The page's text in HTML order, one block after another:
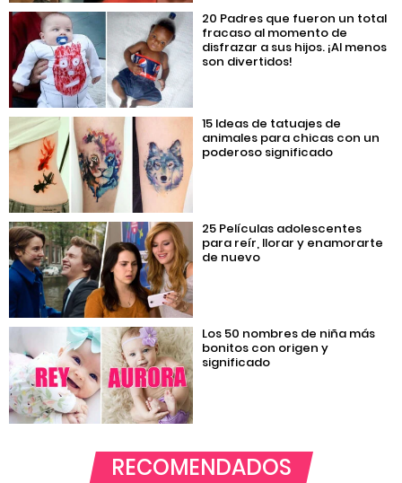
20 Padres que fueron un total
fracaso al momento de
disfrazar a sus hijos. ¡Al menos
son divertidos!
15 Ideas de tatuajes de
animales para chicas con un
poderoso significado
25 Películas adolescentes
para reír, llorar y enamorarte
de nuevo
Los 50 nombres de niña más
bonitos con origen y
significado
RECOMENDADOS